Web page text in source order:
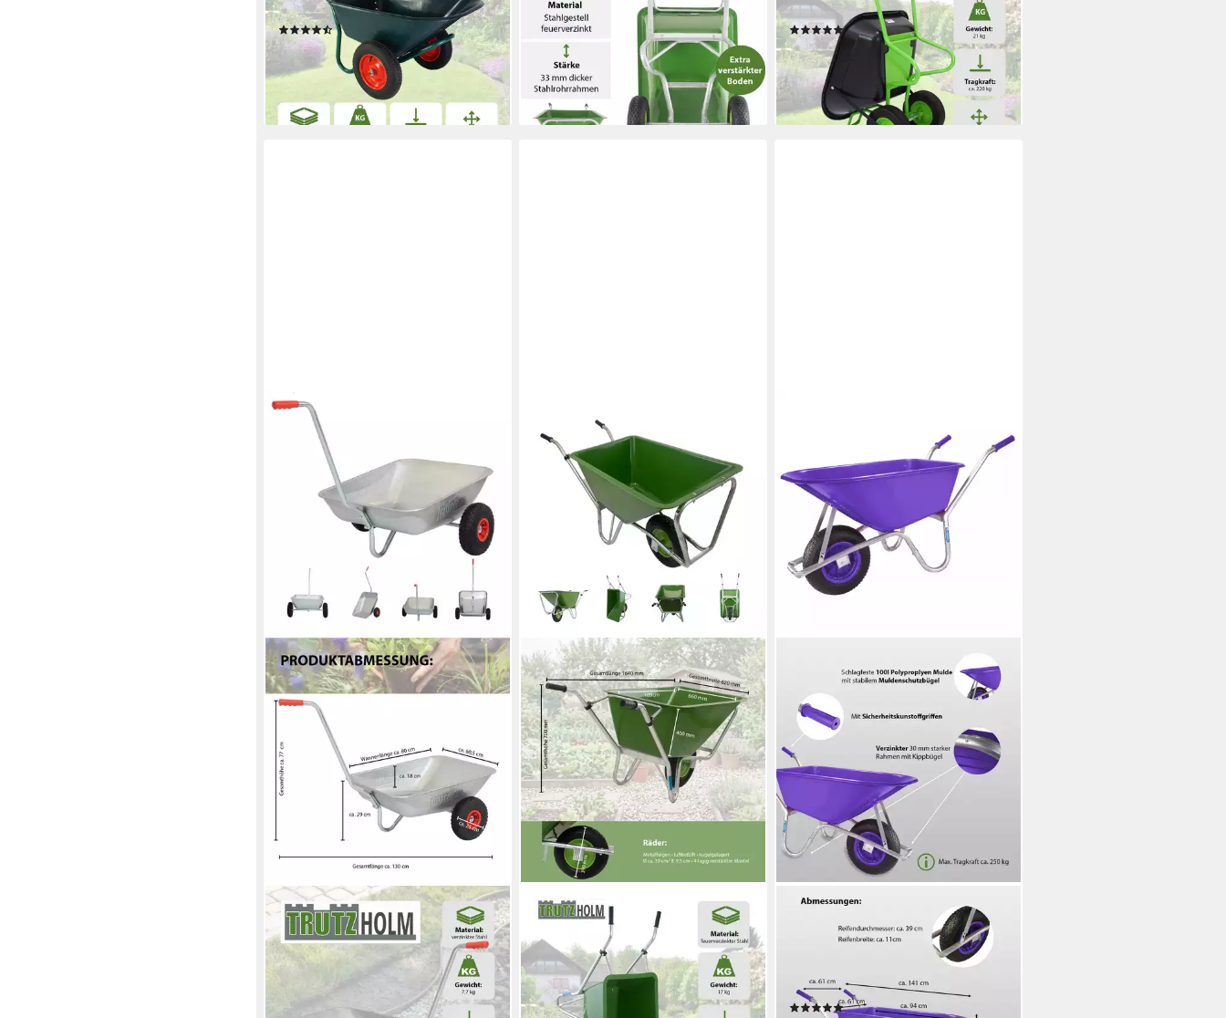
Stahlfelge, (Artikel), 100L,160kg
(17)
89,99 €
lieferbar - in 3-4 Werktagen bei dir
Hofkarre Luftrad, (Artikel, 1-tlg),
Hohe Stabilität
234,99 €
21,46 €mtl. in 12 Raten
lieferbar - in 5-6 Werktagen bei dir
Metallfelge grün
(1)
194,99 €
219,99 €
17,81 €mtl. in 12 Raten
-11%
lieferbar - in 6-7 Werktagen bei dir
TRUTZHOLM
Schubkarre Friedhofskarre 100 kg
75 L Luftreifen Gartenkarre
Einhandkarre, (1-tlg), Einhandkarre
für Garten
91,99 €
TRUTZHOLM
Schubkarre Hofkarre XL 220 L 300
kg Stahlfelge Luftrad Futterkarre
Schubkarre, (Einzeln, 1-tlg),
feuerverzinktes Stahlgestell
239,99 €
TRUTZHOLM
Schubkarre 100L 250 kg
Gartenschubkarre Schiebkarre
schlagfeste Mulde, verstärkter
Rahmen,Schutzbügel
(1)